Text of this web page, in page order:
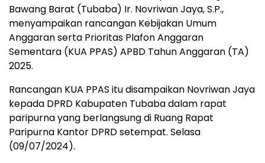
Bawang Barat (Tubaba) Ir. Novriwan Jaya, S.P.,
menyampaikan rancangan Kebijakan Umum
Anggaran serta Prioritas Plafon Anggaran
Sementara (KUA PPAS) APBD Tahun Anggaran (TA)
2025.
Rancangan KUA PPAS itu disampaikan Novriwan Jaya
kepada DPRD Kabupaten Tubaba dalam rapat
paripurna yang berlangsung di Ruang Rapat
Paripurna Kantor DPRD setempat. Selasa
(09/07/2024).